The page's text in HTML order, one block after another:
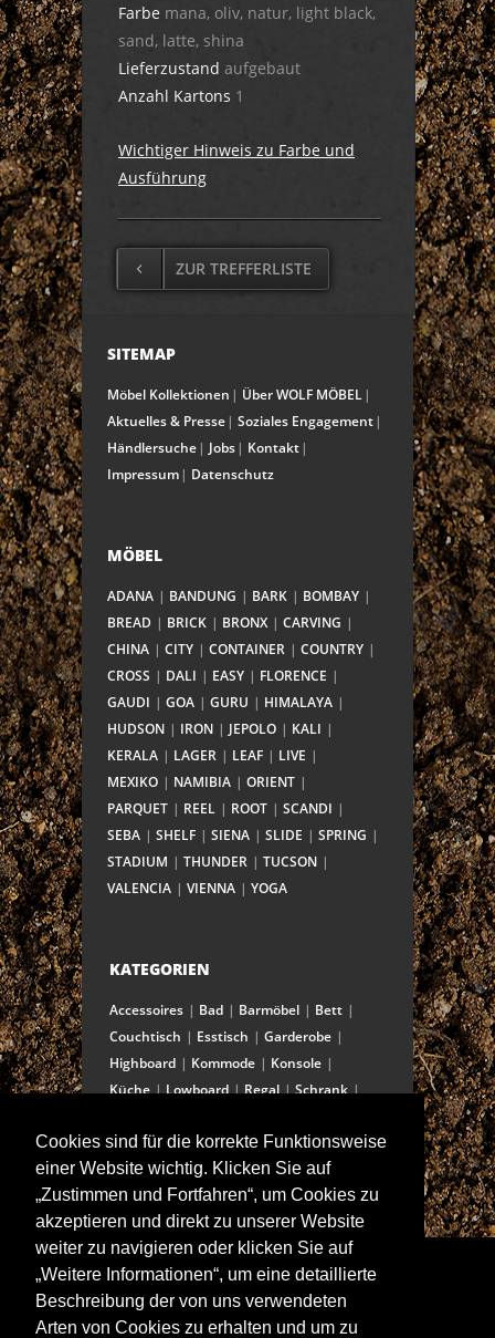
Cookies sind für die korrekte Funktionsweise
einer Website wichtig. Klicken Sie auf
„Zustimmen und Fortfahren“, um Cookies zu
akzeptieren und direkt zu unserer Website
weiter zu navigieren oder klicken Sie auf
„Weitere Informationen“, um eine detaillierte
Beschreibung der von uns verwendeten
Arten von Cookies zu erhalten und um zu
Farbe mana, oliv, natur, light black,
sand, latte, shina
Lieferzustand aufgebaut
Anzahl Kartons 1
Wichtiger Hinweis zu Farbe und
Ausführung
ZUR TREFFERLISTE
SITEMAP
Möbel Kollektionen
Über WOLF MÖBEL
Aktuelles & Presse
Soziales Engagement
Händlersuche
Jobs
Kontakt
Impressum
Datenschutz
MÖBEL
ADANA BANDUNG BARK
BOMBAY
BREAD
BRICK BRONX
CARVING
CHINA
CITY CONTAINER
COUNTRY
CROSS
DALI EASY
FLORENCE
GAUDI
GOA GURU
HIMALAYA
HUDSON
IRON JEPOLO
KALI
KERALA
LAGER LEAF
LIVE
MEXIKO
NAMIBIA
ORIENT
PARQUET
REEL ROOT
SCANDI
SEBA
SHELF SIENA SLIDE
SPRING
STADIUM
THUNDER
TUCSON
VALENCIA
VIENNA YOGA
KATEGORIEN
Accessoires Bad Barmöbel
Bett
Couchtisch
Esstisch
Garderobe
Highboard
Kommode
Konsole
Küche
Lowboard Regal
Schrank
Stuhl/Bank
Truhe
Vitrine
Wohnwand
ANSCHRIFT
Spitalstraße 15
D-97421 Schweinfurt